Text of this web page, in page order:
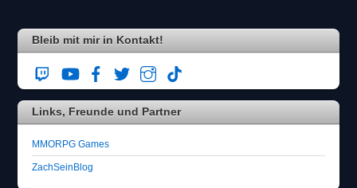
i
t
d
e
n
a
Bleib mit mir in Kontakt!
Links, Freunde und Partner
MMORPG Games
ZachSeinBlog